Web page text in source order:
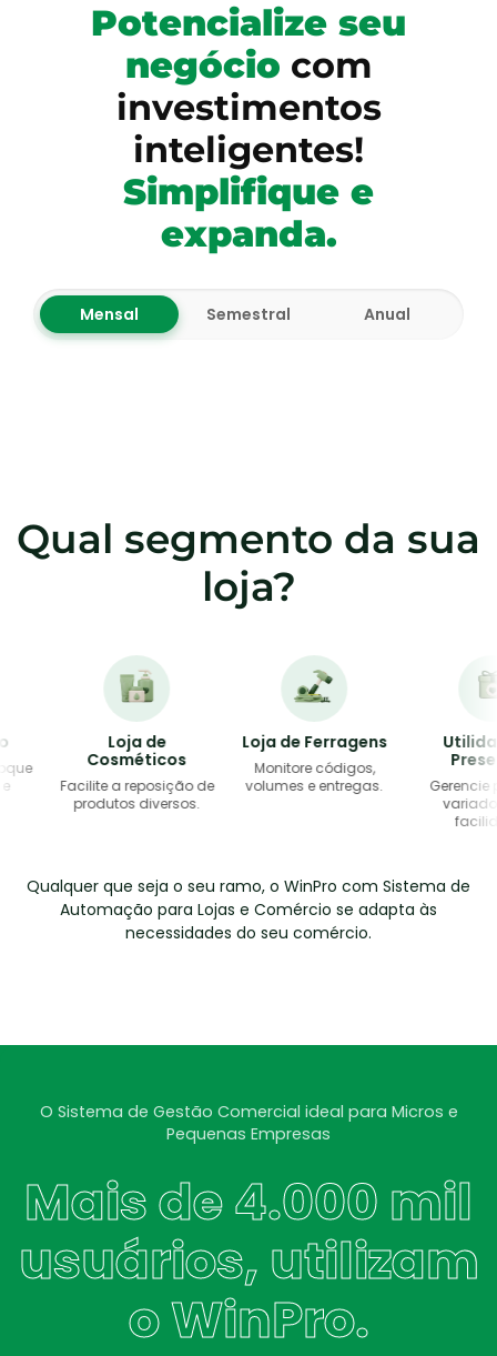
Potencialize seu
negócio com
investimentos
inteligentes!
Simplifique e
expanda.
Mensal Semestral Anual
Qual segmento da sua
loja?
Loja de
Cosméticos
Facilite a reposição de
produtos diversos.
Loja de Ferragens
Monitore códigos,
volumes e entregas.
Gerencie
variados
Qualquer que seja o seu ramo, o WinPro com Sistema de
Automação para Lojas e Comércio se adapta às
necessidades do seu comércio.
O Sistema de Gestão Comercial ideal para Micros e
Pequenas Empresas
Mais de 4.000 mil
usuários, utilizam
o WinPro.